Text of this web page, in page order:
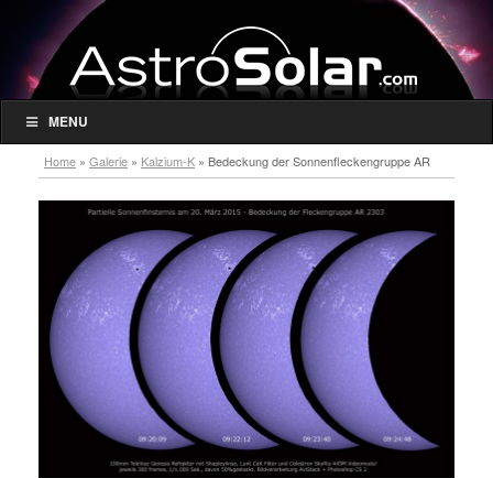
MENU
Home » Galerie » Kalzium-K » Bedeckung der Sonnenfleckengruppe AR
2303